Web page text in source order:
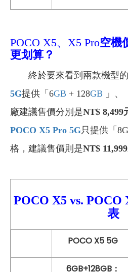
POCO X5、X5 Pro空機
更划算？
終於要來看到兩款機型的
5G提供「6GB + 128GB 」、
廠建議售價分別是NT$ 8,499
POCO X5 Pro 5G只提供「
格，建議售價則是NT$
POCO X5vs. POCO
表
POCO X5 5G
6GB+128GB：